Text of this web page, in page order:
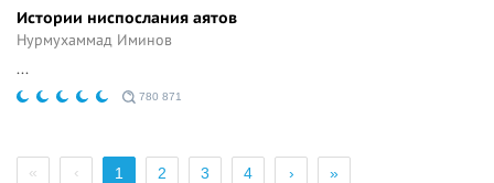
Истории ниспослания аятов
Нурмухаммад Иминов
...
780 871
« ‹ 1 2 3 4 › »